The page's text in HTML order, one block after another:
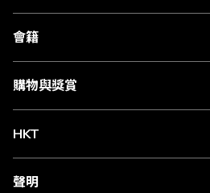
關於 The Club
合作夥伴
媒體中心
會籍
會籍及專屬禮遇
賺取積分
購物與獎賞
物流與配送
Club Shopping 商品領取站
常見問題
HKT
csl.
1010
聲明